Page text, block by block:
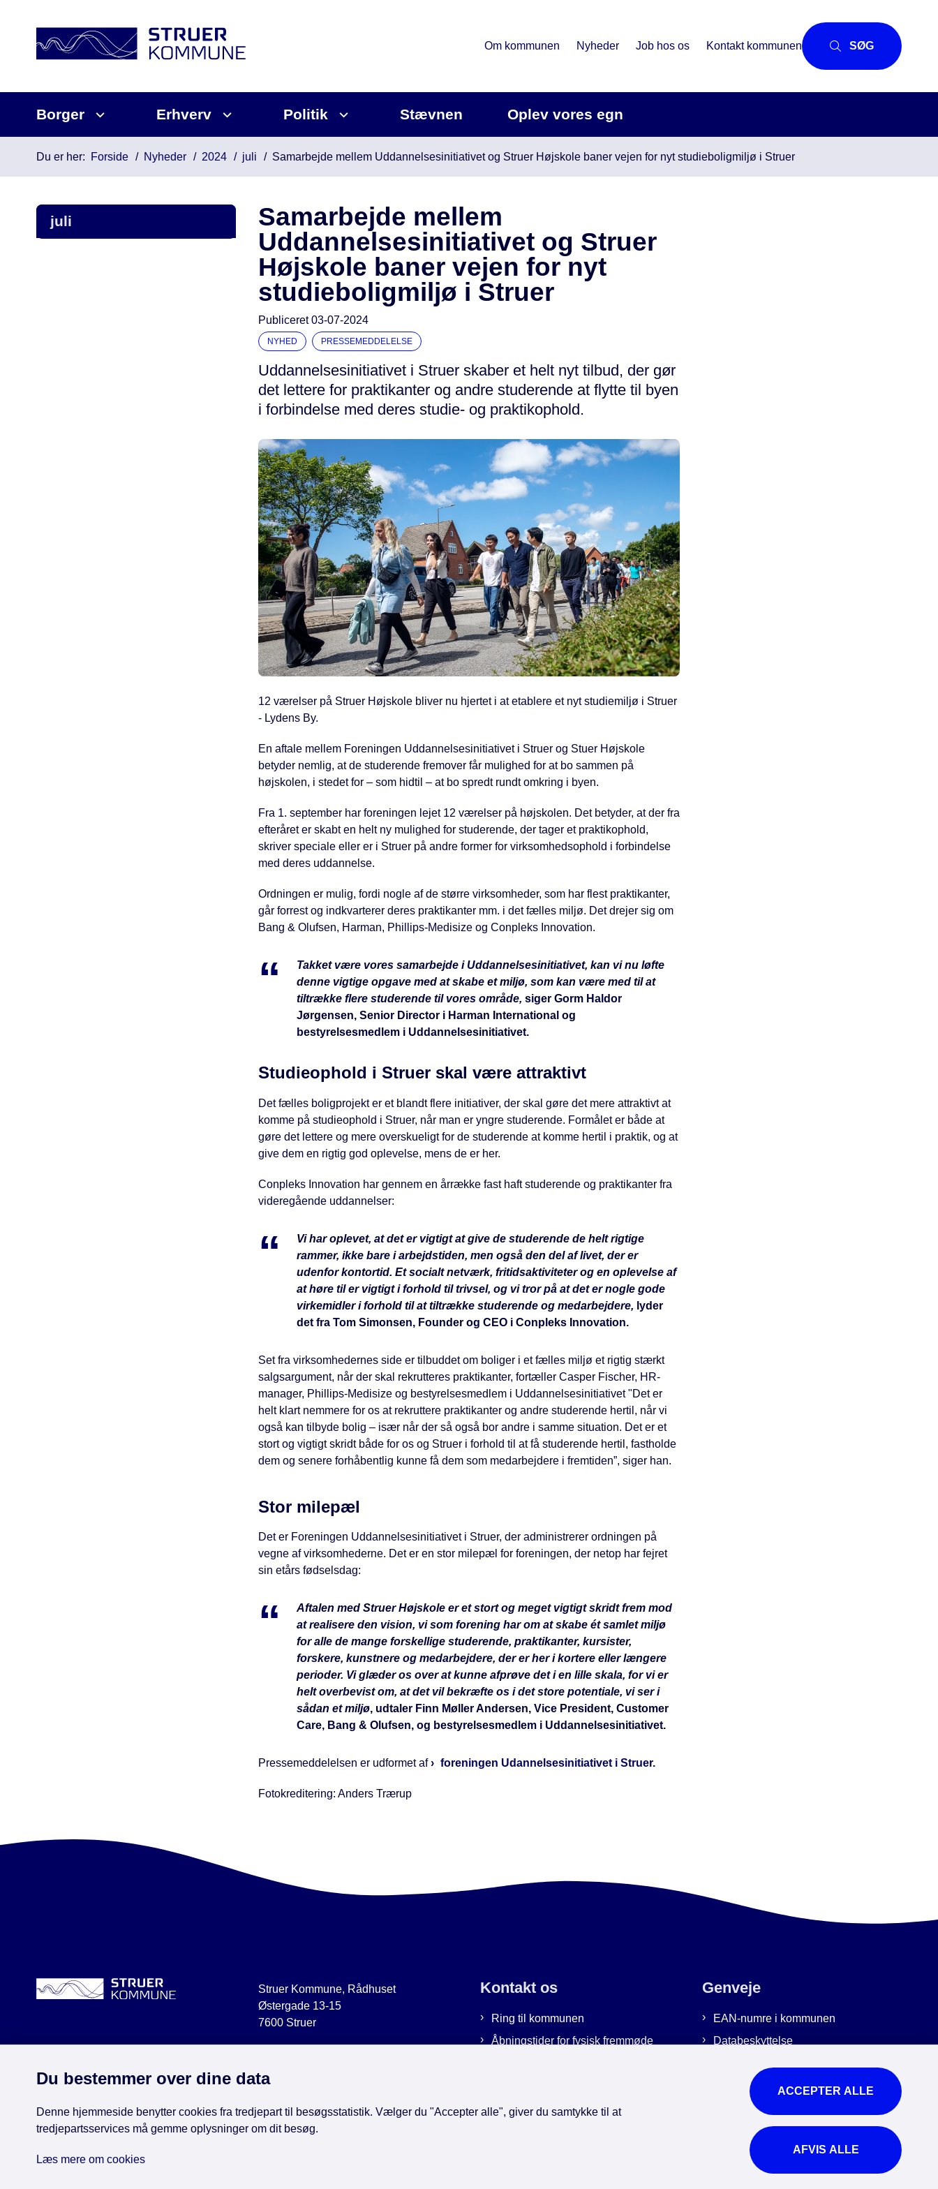
Om kommunen Nyheder Job hos os Kontakt kommunen SØG
Borger Erhverv Politik Stævnen Oplev vores egn
Du er her: Forside Nyheder 2024 juli Samarbejde mellem Uddannelsesinitiativet og Struer Højskole baner vejen for nyt studieboligmiljø i Struer
juli
Samarbejde mellem
Uddannelsesinitiativet og Struer
Højskole baner vejen for nyt
studieboligmiljø i Struer
Publiceret03-07-2024
NYHED PRESSEMEDDELELSE
Uddannelsesinitiativet i Struer skaber et helt nyt tilbud, der gør
det lettere for praktikanter og andre studerende at flytte til byen
i forbindelse med deres studie- og praktikophold.
12 værelser på Struer Højskole bliver nu hjertet i at etablere et nyt studiemiljø i Struer
- Lydens By.
En aftale mellem Foreningen Uddannelsesinitiativet i Struer og Stuer Højskole
betyder nemlig, at de studerende fremover får mulighed for at bo sammen på
højskolen, i stedet for – som hidtil – at bo spredt rundt omkring i byen.
Fra 1. september har foreningen lejet 12 værelser på højskolen. Det betyder, at der fra
efteråret er skabt en helt ny mulighed for studerende, der tager et praktikophold,
skriver speciale eller er i Struer på andre former for virksomhedsophold i forbindelse
med deres uddannelse.
Ordningen er mulig, fordi nogle af de større virksomheder, som har flest praktikanter,
går forrest og indkvarterer deres praktikanter mm. i det fælles miljø. Det drejer sig om
Bang & Olufsen, Harman, Phillips-Medisize og Conpleks Innovation.
Takket være vores samarbejde i Uddannelsesinitiativet, kan vi nu løfte
denne vigtige opgave med at skabe et miljø, som kan være med til at
tiltrække flere studerende til vores område, siger Gorm Haldor
Jørgensen, Senior Director i Harman International og
bestyrelsesmedlem i Uddannelsesinitiativet.
Studieophold i Struer skal være attraktivt
Det fælles boligprojekt er et blandt flere initiativer, der skal gøre det mere attraktivt at
komme på studieophold i Struer, når man er yngre studerende. Formålet er både at
gøre det lettere og mere overskueligt for de studerende at komme hertil i praktik, og at
give dem en rigtig god oplevelse, mens de er her.
Conpleks Innovation har gennem en årrække fast haft studerende og praktikanter fra
videregående uddannelser:
Vi har oplevet, at det er vigtigt at give de studerende de helt rigtige
rammer, ikke bare i arbejdstiden, men også den del af livet, der er
udenfor kontortid. Et socialt netværk, fritidsaktiviteter og en oplevelse af
at høre til er vigtigt i forhold til trivsel, og vi tror på at det er nogle gode
virkemidler i forhold til at tiltrække studerende og medarbejdere, lyder
det fra Tom Simonsen, Founder og CEO i Conpleks Innovation.
Set fra virksomhedernes side er tilbuddet om boliger i et fælles miljø et rigtig stærkt
salgsargument, når der skal rekrutteres praktikanter, fortæller Casper Fischer, HR-
manager, Phillips-Medisize og bestyrelsesmedlem i Uddannelsesinitiativet "Det er
helt klart nemmere for os at rekruttere praktikanter og andre studerende hertil, når vi
også kan tilbyde bolig – især når der så også bor andre i samme situation. Det er et
stort og vigtigt skridt både for os og Struer i forhold til at få studerende hertil, fastholde
dem og senere forhåbentlig kunne få dem som medarbejdere i fremtiden”, siger han.
Stor milepæl
Det er Foreningen Uddannelsesinitiativet i Struer, der administrerer ordningen på
vegne af virksomhederne. Det er en stor milepæl for foreningen, der netop har fejret
sin etårs fødselsdag:
Aftalen med Struer Højskole er et stort og meget vigtigt skridt frem mod
at realisere den vision, vi som forening har om at skabe ét samlet miljø
for alle de mange forskellige studerende, praktikanter, kursister,
forskere, kunstnere og medarbejdere, der er her i kortere eller længere
perioder. Vi glæder os over at kunne afprøve det i en lille skala, for vi er
helt overbevist om, at det vil bekræfte os i det store potentiale, vi ser i
sådan et miljø, udtaler Finn Møller Andersen, Vice President, Customer
Care, Bang & Olufsen, og bestyrelsesmedlem i Uddannelsesinitiativet.
Pressemeddelelsen er udformet af foreningen Udannelsesinitiativet i Struer.
Fotokreditering: Anders Trærup
Struer Kommune, Rådhuset
Østergade 13-15
7600 Struer
Kontakt os
Ring til kommunen
Åbningstider for fysisk fremmøde
Genveje
EAN-numre i kommunen
Databeskyttelse
Tilgængelighedserklæring
Brug af kunstig intelligens
For ansatte
Du bestemmer over dine data
Denne hjemmeside benytter cookies fra tredjepart til besøgsstatistik. Vælger du "Accepter alle", giver du samtykke til at
tredjepartsservices må gemme oplysninger om dit besøg.
Læs mere om cookies
ACCEPTER ALLE
AFVIS ALLE